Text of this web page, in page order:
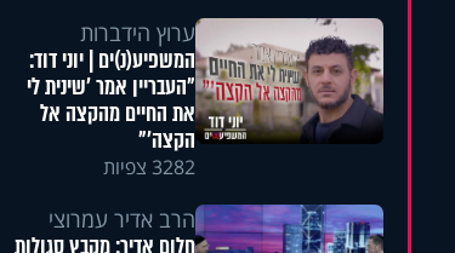
ערוץ הידברות
המשפיע(נ)ים | יוני דוד:
"העבריין אמר 'שינית לי
את החיים מהקצה אל
הקצה'"
3282 צפיות
הרב אדיר עמרוצי